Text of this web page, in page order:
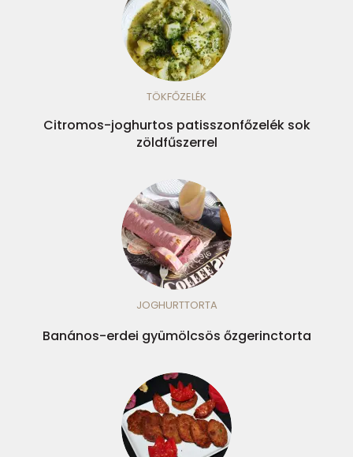
TÖKFŐZELÉK
Citromos-joghurtos patisszonfőzelék sok
zöldfűszerrel
JOGHURTTORTA
Banános-erdei gyümölcsös őzgerinctorta